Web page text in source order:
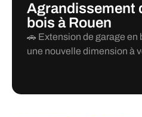
Agrandissement
bois à Rouen
🚗 Extension de garage en
une nouvelle dimension à